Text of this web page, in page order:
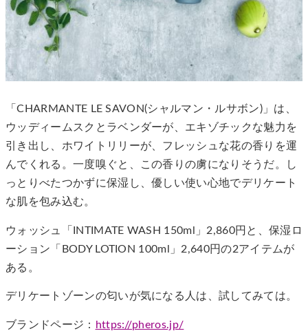
「CHARMANTE LE SAVON(シャルマン・ルサボン)」は、
ウッディームスクとラベンダーが、エキゾチックな魅力を
引き出し、ホワイトリリーが、フレッシュな花の香りを運
んでくれる。一度嗅ぐと、この香りの虜になりそうだ。し
っとりべたつかずに保湿し、優しい使い心地でデリケート
な肌を包み込む。
ウォッシュ「INTIMATE WASH 150ml」2,860円と、保湿ロ
ーション「BODY LOTION 100ml」2,640円の2アイテムが
ある。
デリケートゾーンの匂いが気になる人は、試してみては。
ブランドページ： https://pheros.jp/